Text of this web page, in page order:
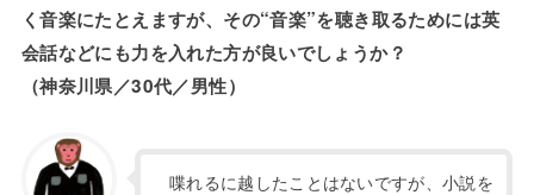
く音楽にたとえますが、その“音楽”を聴き取るためには英
会話などにも力を入れた方が良いでしょうか？
（神奈川県／30代／男性）
喋れるに越したことはないですが、小説を